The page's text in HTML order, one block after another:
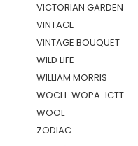
VICTORIAN GARDEN
VINTAGE
VINTAGE BOUQUET
WILD LIFE
WILLIAM MORRIS
WOCH-WOPA-ICTT
WOOL
ZODIAC